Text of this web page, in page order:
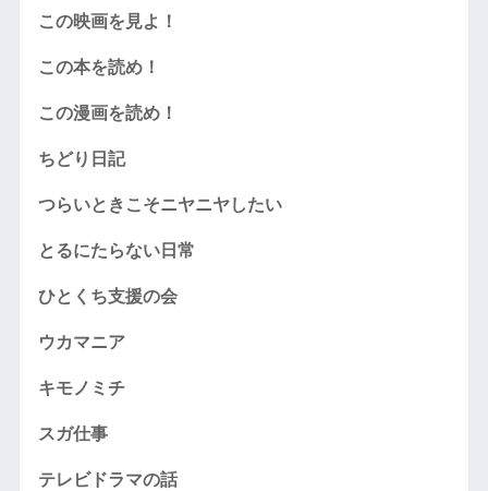
この映画を見よ！
この本を読め！
この漫画を読め！
ちどり日記
つらいときこそニヤニヤしたい
とるにたらない日常
ひとくち支援の会
ウカマニア
キモノミチ
スガ仕事
テレビドラマの話